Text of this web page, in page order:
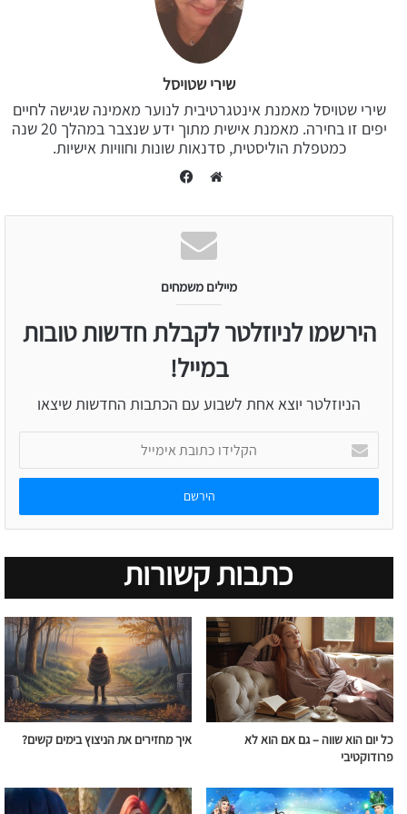
שירי שטויסל
שירי שטויסל מאמנת אינטגרטיבית לנוער מאמינה שגישה לחיים
יפים זו בחירה. מאמנת אישית מתוך ידע שנצבר במהלך 20 שנה
כמטפלת הוליסטית, סדנאות שונות וחוויות אישיות.
מיילים משמחים
הירשמו לניוזלטר לקבלת חדשות טובות
במייל!
הניוזלטר יוצא אחת לשבוע עם הכתבות החדשות שיצאו
הקלידו
כתובת
אימייל
כתבות קשורות
כל יום הוא שווה – גם אם הוא לא
פרודוקטיבי
איך מחזירים את הניצוץ בימים קשים?